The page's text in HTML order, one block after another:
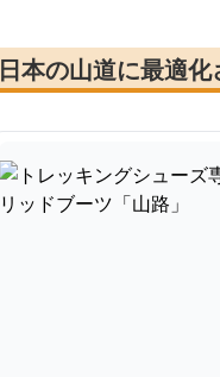
日本の山道に最適